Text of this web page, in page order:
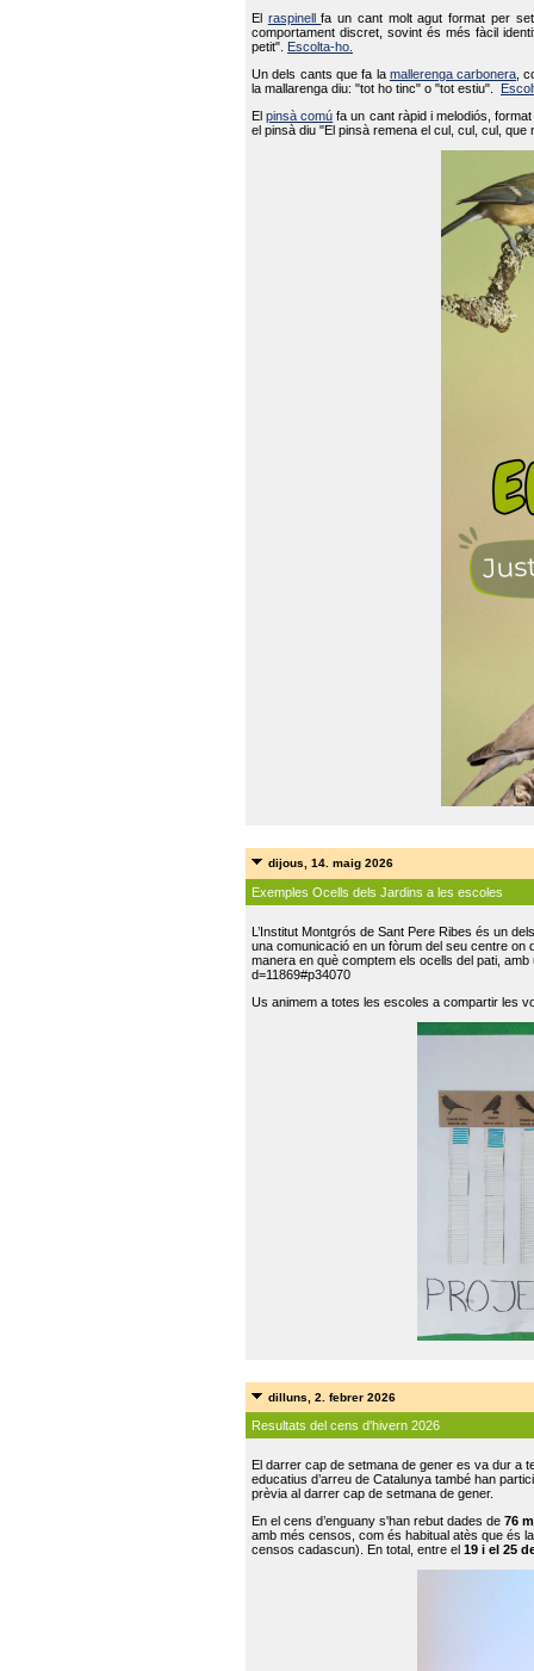
El raspinellfa un cant molt agut format per
comportament discret, sovint és més fàcil
petit".
Escolta-ho.
Un dels cants que fa la mallerenga carbonera ,
la mallarenga diu: "tot ho tinc" o "tot estiu".
Elpinsà comú fa un cant ràpid i melodiós,
el pinsà diu "El pinsà remena el cul, cul, cul,
dijous, 14. maig 2026
Exemples Ocells dels Jardins a les escoles
L’Institut Montgrós de Sant Pere Ribes és un
una comunicació en un fòrum del seu centre on
manera en què comptem els ocells del pati,
d=11869#p34070
Us animem a totes les escoles a compartir les
dilluns, 2. febrer 2026
Resultats del cens d'hivern 2026
El darrer cap de setmana de gener es va dur a
educatius d’arreu de Catalunya també han
prèvia al darrer cap de setmana de gener.
En el cens d’enguany s'han rebut dades de 76
amb més censos, com és habitual atès que és
censos cadascun). En total, entre el 19 i el 25